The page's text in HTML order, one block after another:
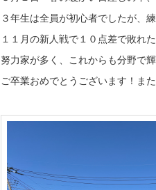
３年生は全員が初心者でしたが、
１１月の新人戦で１０点差で敗れ
努力家が多く、これからも分野で
ご卒業おめでとうございます！ま